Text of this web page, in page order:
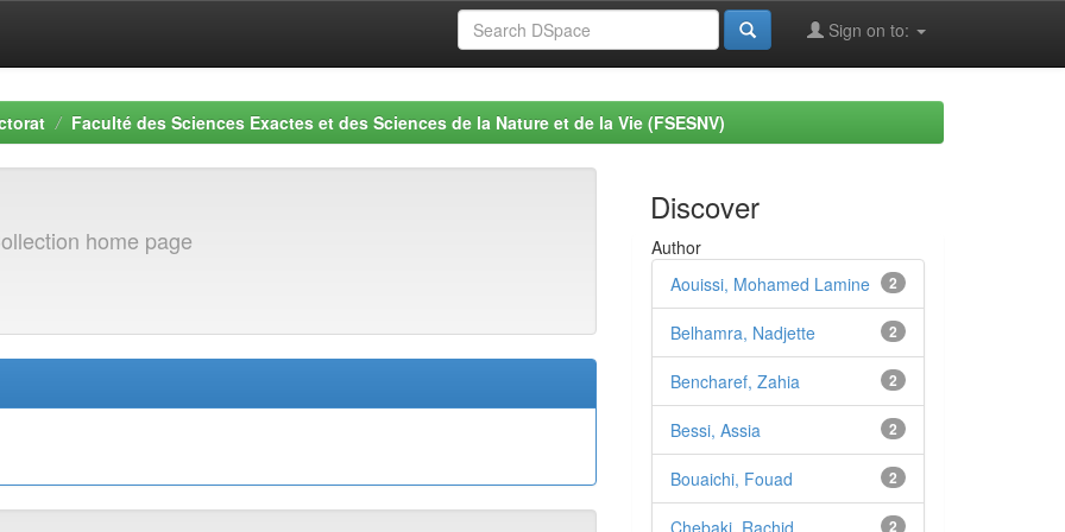
Sign on to:
Faculté des Sciences Exactes et des Sciences de la Nature et de la Vie (FSESNV)
home page
Discover
Author
2
Aouissi, Mohamed Lamine
2
Belhamra, Nadjette
2
Bencharef, Zahia
2
Bessi, Assia
2
Bouaichi, Fouad
2
Chebaki, Rachid